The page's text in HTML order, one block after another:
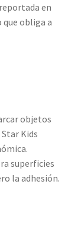
en
obliga a
objetos
Kids
superficies
la adhesión.